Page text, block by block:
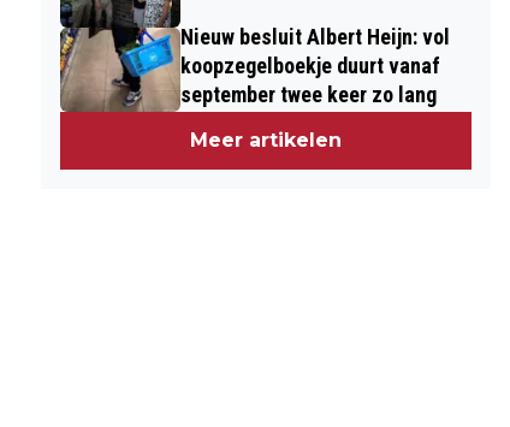
Nieuw besluit Albert Heijn: vol
koopzegelboekje duurt vanaf
september twee keer zo lang
Meer artikelen